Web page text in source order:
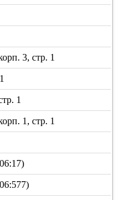
3, стр. 1
1
1, стр. 1